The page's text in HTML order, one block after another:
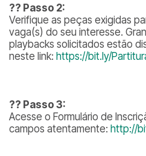
?? Passo 2:
Verifique as peças exigidas
vaga(s) do seu interesse.
playbacks solicitados estão
neste link: https://bit.ly/
?? Passo 3:
Acesse o Formulário de
campos atentamente: http://